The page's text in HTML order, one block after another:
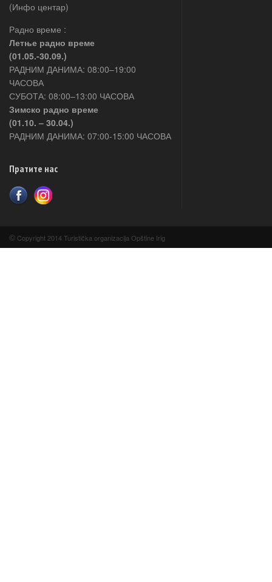
(Инфо центар)
Радно време :
Летње радно време
(01.05.-30.09.)
РАДНИМ ДАНИМА: 08:00–19:00
ЧАСОВА
СУБОТА: 08:00–13:00 ЧАСОВА
Зимско радно време
(01.10. – 30.04.)
РАДНИМ ДАНИМА: 07:00-15:00 ЧАСОВА
Пратите нас
© Copyright 2014 Turistička organizacija Opštine Irig